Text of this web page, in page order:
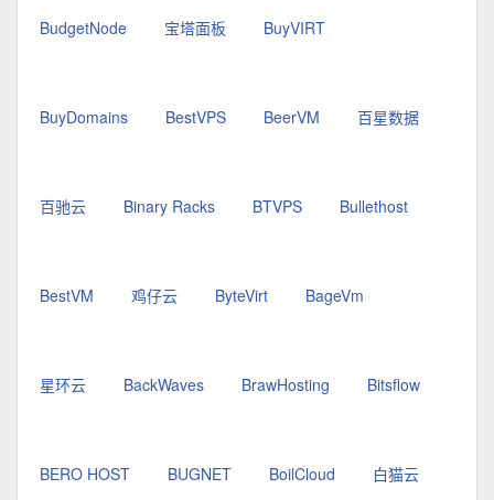
BudgetNode 宝塔面板 BuyVIRT
BuyDomains BestVPS BeerVM 百星数据
百驰云 Binary Racks BTVPS Bullethost
BestVM 鸡仔云 ByteVirt BageVm
星环云 BackWaves BrawHosting Bitsflow
BERO HOST BUGNET BoilCloud 白猫云